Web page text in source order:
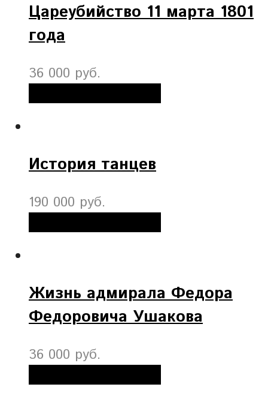
Цареубийство 11 марта 1801
года
36 000 руб.
История танцев
190 000 руб.
Жизнь адмирала Федора
Федоровича Ушакова
36 000 руб.